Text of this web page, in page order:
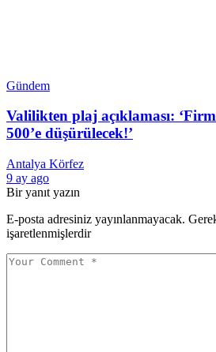
Gündem
Valilikten plaj açıklaması:
500’e düşürülecek!’
Antalya Körfez
9 ay ago
Bir yanıt yazın
E-posta adresiniz yayınlanmayacak.
işaretlenmişlerdir